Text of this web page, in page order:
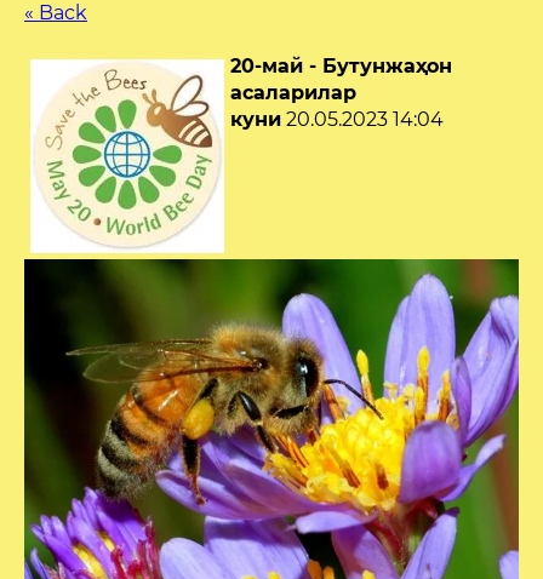
« Back
20-май - Бутунжаҳон
асаларилар
куни 20.05.2023 14:04